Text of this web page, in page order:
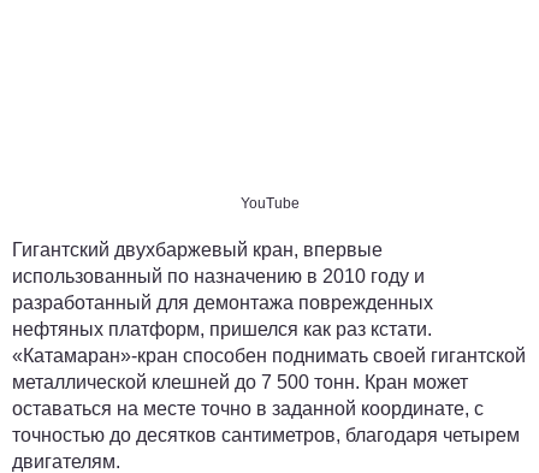
YouTube
Гигантский двухбаржевый кран, впервые
использованный по назначению в 2010 году и
разработанный для демонтажа поврежденных
нефтяных платформ, пришелся как раз кстати.
«Катамаран»-кран способен поднимать своей гигантской
металлической клешней до 7 500 тонн. Кран может
оставаться на месте точно в заданной координате, с
точностью до десятков сантиметров, благодаря четырем
двигателям.